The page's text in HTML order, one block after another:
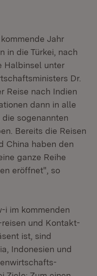
Jahr
in die Türkei, nach
Halbinsel unter
Dr.
Reise nach Indien
dann in alle
sogenannten
Bereits die Reisen
China haben den
ganze Reihe
eröffnet", so
i im kommenden
und Kontakt-
ist, sind
Indonesien und